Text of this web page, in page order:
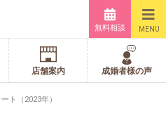
無料相談 MENU
店舗案内 成婚者様の声
ト（2023年）